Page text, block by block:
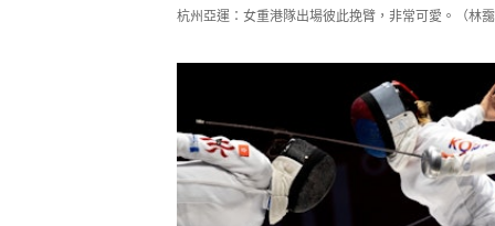
杭州亞運：女重港隊出場彼此挽臂，非常可愛。（林